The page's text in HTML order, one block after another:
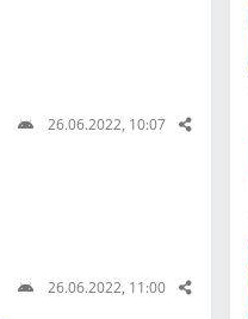
26.06.2022, 10:07
26.06.2022, 11:00